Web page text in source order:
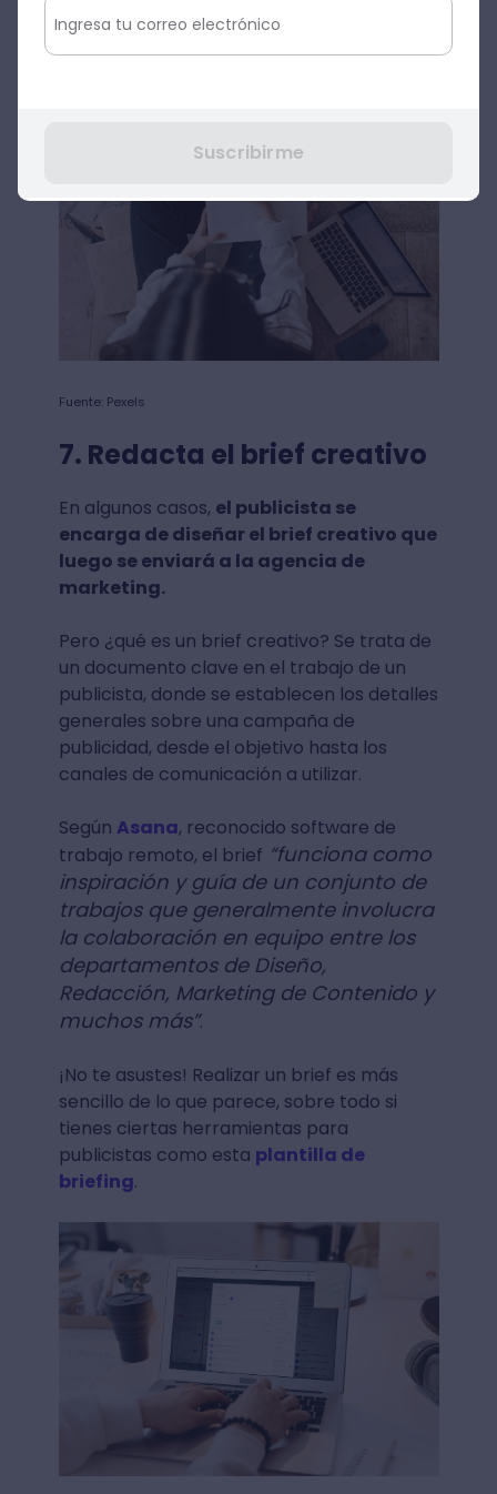
son algunas de las preguntas que se hace
un publicista al definir sus acciones de
Fuente: Pexels
7. Redacta el brief creativo
En algunos casos, el publicista se
encarga de diseñar el brief creativo que
luego se enviará a la agencia de
marketing.
Pero ¿qué es un brief creativo? Se trata de
un documento clave en el trabajo de un
publicista, donde se establecen los detalles
generales sobre una campaña de
publicidad, desde el objetivo hasta los
canales de comunicación a utilizar.
Según Asana, reconocido software de
trabajo remoto, el brief “funciona como
inspiración y guía de un conjunto de
trabajos que generalmente involucra
la colaboración en equipo entre los
departamentos de Diseño,
Redacción, Marketing de Contenido y
muchos más”.
¡No te asustes! Realizar un brief es más
sencillo de lo que parece, sobre todo si
tienes ciertas herramientas para
publicistas como esta plantilla de
briefing.
Suscribirme